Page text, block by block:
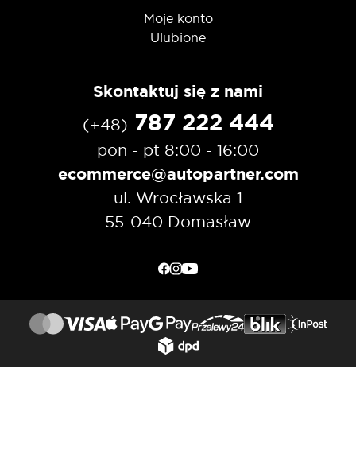
Moje konto
Ulubione
Skontaktuj się z nami
(+48) 787 222 444
pon - pt 8:00 - 16:00
ecommerce@autopartner.com
ul. Wrocławska 1
55-040 Domasław